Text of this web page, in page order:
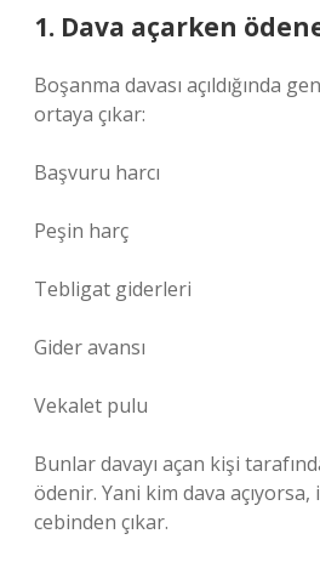
1. Dava açarken
Boşanma davası açıldığında
ortaya çıkar:
Başvuru harcı
Peşin harç
Tebligat giderleri
Gider avansı
Vekalet pulu
Bunlar davayı açan kişi
ödenir. Yani kim dava
cebinden çıkar.